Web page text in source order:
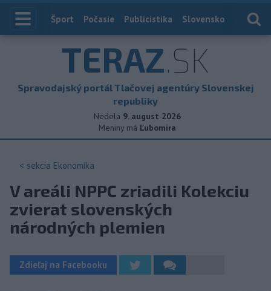
Index
Šport Počasie Publicistika Slovensko
TERAZ.SK
Spravodajský portál Tlačovej agentúry Slovenskej
republiky
Nedela 9. august 2026
Meniny má Ľubomíra
< sekcia Ekonomika
V areáli NPPC zriadili Kolekciu
zvierat slovenských
národných plemien
Zdieľaj na Facebooku